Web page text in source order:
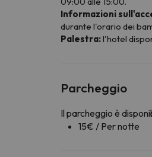
Informazioni
durante l'orario dei
Palestra:l'hotel
Parcheggio
Il parcheggio è
15€ / Per notte